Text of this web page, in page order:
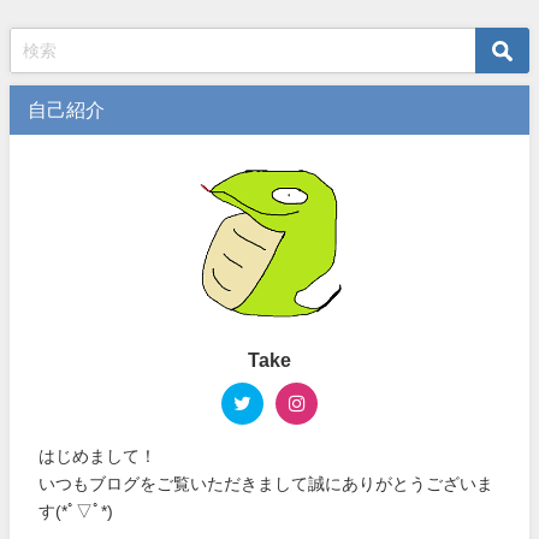
自己紹介
Take
はじめまして！
いつもブログをご覧いただきまして誠にありがとうございま
す(*ﾟ▽ﾟ*)